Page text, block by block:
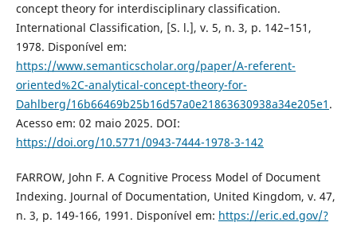
concept theory for interdisciplinary classification.
International Classification, [S. l.], v. 5, n. 3, p. 142–151,
1978. Disponível em:
https://www.semanticscholar.org/paper/A-referent-
oriented%2C-analytical-concept-theory-for-
Dahlberg/16b66469b25b16d57a0e21863630938a34e205e1 .
Acesso em: 02 maio 2025. DOI:
https://doi.org/10.5771/0943-7444-1978-3-142
FARROW, John F. A Cognitive Process Model of Document
Indexing. Journal of Documentation, United Kingdom, v. 47,
n. 3, p. 149-166, 1991. Disponível em: https://eric.ed.gov/?